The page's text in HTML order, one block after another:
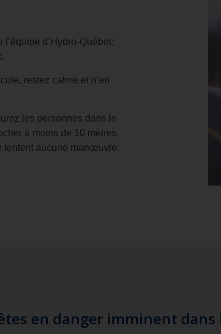
l’équipe d’Hydro-Québec
restez calme et n’en
les personnes dans le
à moins de 10 mètres,
tentent aucune manœuvre
en danger imminent